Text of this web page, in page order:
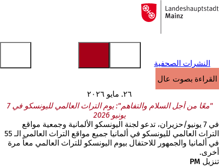
الانتقال إلى المحتوى
إلى
الصفحة
النشرات الصحفية
القراءة بصوت عالٍ
٢٦. مايو ٢٠٢٦
"معًا من أجل السلام والتفاهم": يوم التراث العالمي لليونسكو في 7
يونيو 2026
في 7 يونيو/حزيران، تدعو لجنة اليونسكو الألمانية وجمعية مواقع
التراث العالمي لليونسكو في ألمانيا جميع مواقع التراث العالمي الـ 55
في ألمانيا والجمهور للاحتفال بيوم اليونسكو للتراث العالمي معاً مرة
أخرى.
تنزيل PM